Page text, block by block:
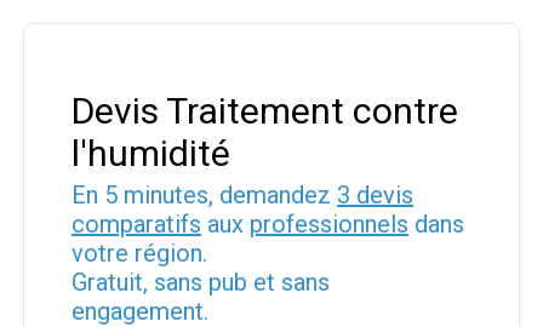
Devis Traitement contre
l'humidité
En 5 minutes, demandez 3 devis
comparatifs aux professionnels dans
votre région.
Gratuit, sans pub et sans
engagement.